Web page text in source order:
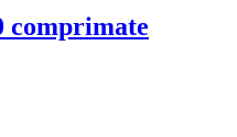
comprimate